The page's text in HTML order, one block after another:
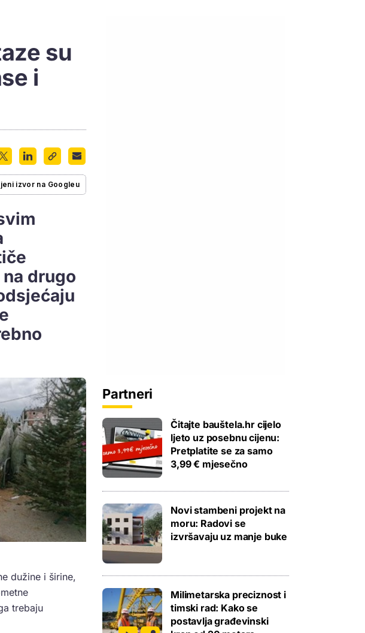
su
i
izvor na Googleu
drugo
dužine i širine,
trebaju
Partneri
Čitajte bauštela.hr cijelo
ljeto uz posebnu cijenu:
Pretplatite se za samo
3,99 € mjesečno
Novi stambeni projekt na
moru: Radovi se
izvršavaju uz manje buke
Milimetarska preciznost i
timski rad: Kako se
postavlja građevinski